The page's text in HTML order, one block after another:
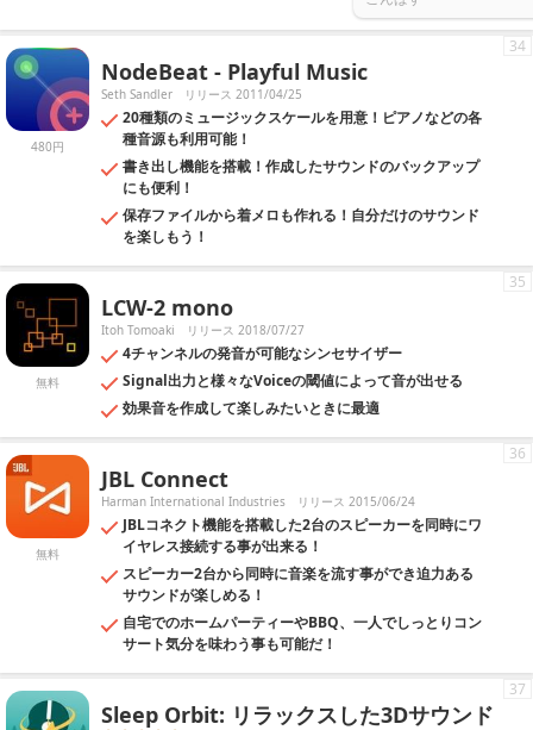
480円
NodeBeat - Playful Music
Seth Sandler リリース 2011/04/25
20種類のミュージックスケールを用意！ピアノなどの各
種音源も利用可能！
書き出し機能を搭載！作成したサウンドのバックアップ
にも便利！
保存ファイルから着メロも作れる！自分だけのサウンド
を楽しもう！
34
無料
LCW-2 mono
Itoh Tomoaki リリース 2018/07/27
4チャンネルの発音が可能なシンセサイザー
Signal出力と様々なVoiceの閾値によって音が出せる
効果音を作成して楽しみたいときに最適
35
無料
JBL Connect
Harman International Industries リリース 2015/06/24
JBLコネクト機能を搭載した2台のスピーカーを同時にワ
イヤレス接続する事が出来る！
スピーカー2台から同時に音楽を流す事ができ迫力ある
サウンドが楽しめる！
自宅でのホームパーティーやBBQ、一人でしっとりコン
サート気分を味わう事も可能だ！
36
Sleep Orbit: リラックスした3Dサウンド
37